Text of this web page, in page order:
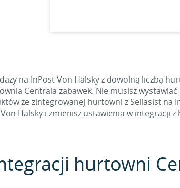
na InPost Von Halsky z dowolną liczbą
Centrala zabawek. Nie musisz
ze zintegrowanej hurtowni z Sellasist na
Halsky i zmienisz ustawienia w integracji
hurtowni